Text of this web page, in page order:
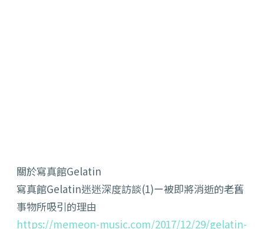
關於寫真館Gelatin
寫真館Gelatin迷迷深度訪談(1)ー被即將消逝的老舊
事物所吸引的理由
https://memeon-music.com/2017/12/29/gelatin-